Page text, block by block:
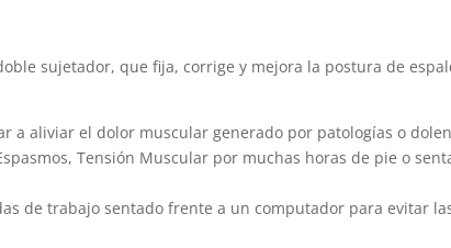
sujetador, que fija, corrige y mejora la postura de
a aliviar el dolor muscular generado por patologías o
Tensión Muscular por muchas horas de pie o
de trabajo sentado frente a un computador para evitar